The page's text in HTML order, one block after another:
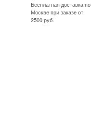
Бесплатная доставка по
Москве при заказе от
2500 руб.